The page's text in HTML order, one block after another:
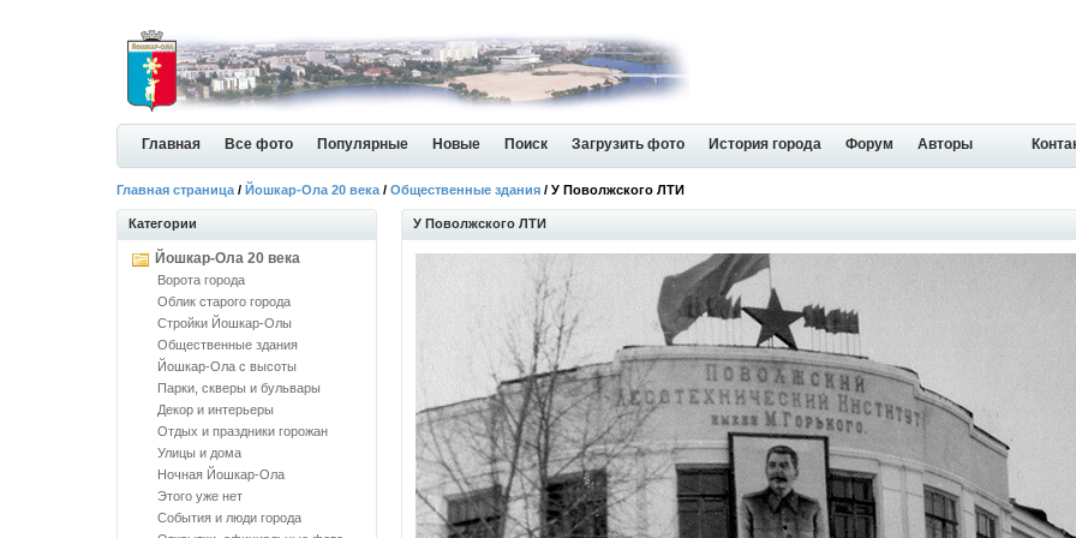
Главная Все фото Популярные Новые Поиск Загрузить фото История города Форум Авторы
Главная страница / Йошкар-Ола 20 века / Общественные здания / У Поволжского ЛТИ
Категории
Йошкар-Ола 20 века
Ворота города
Облик старого города
Стройки Йошкар-Олы
Общественные здания
Йошкар-Ола с высоты
Парки, скверы и бульвары
Декор и интерьеры
Отдых и праздники горожан
Улицы и дома
Ночная Йошкар-Ола
Этого уже нет
События и люди города
У Поволжского ЛТИ